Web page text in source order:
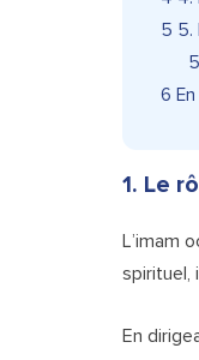
5 5.
6
1. Le
L’imam
spirituel,
En